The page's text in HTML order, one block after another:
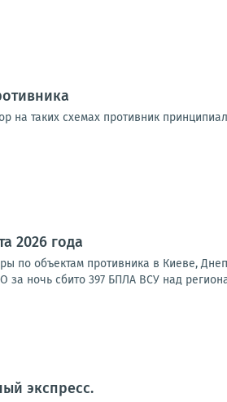
на таких схемах противник
2026 года
по объектам противника в Киеве,
ночь сбито 397 БПЛА ВСУ над
экспресс.